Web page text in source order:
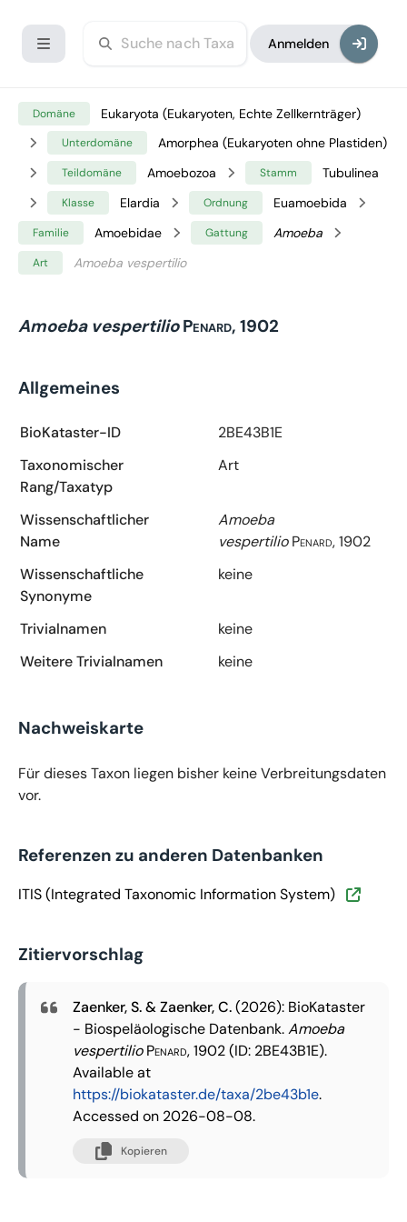
Anmelden
Domäne Eukaryota (Eukaryoten, Echte Zellkernträger)
Unterdomäne Amorphea (Eukaryoten ohne Plastiden)
Teildomäne Amoebozoa Stamm Tubulinea
Klasse Elardia Ordnung Euamoebida
Familie Amoebidae Gattung Amoeba
Art Amoeba vespertilio
Amoeba vespertilio Penard, 1902
Allgemeines
BioKataster-ID
2BE43B1E
Taxonomischer
Rang/Taxatyp
Art
Wissenschaftlicher
Name
Amoeba
vespertilio Penard, 1902
Wissenschaftliche
Synonyme
keine
Trivialnamen
keine
Weitere Trivialnamen
keine
Nachweiskarte
Für dieses Taxon liegen bisher keine Verbreitungsdaten
vor.
Referenzen zu anderen Datenbanken
ITIS (Integrated Taxonomic Information System)
Zitiervorschlag
Zaenker, S. & Zaenker, C.(2026): BioKataster
- Biospeläologische Datenbank.Amoeba
vespertilioPenard, 1902(ID: 2BE43B1E).
Available at
https://biokataster.de/taxa/2be43b1e.
Accessed on 2026-08-08.
Kopieren